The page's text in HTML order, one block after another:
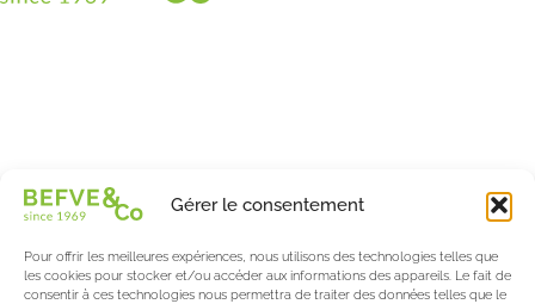
Gérer le consentement
Pour offrir les meilleures expériences, nous utilisons des technologies telles que
les cookies pour stocker et/ou accéder aux informations des appareils. Le fait de
consentir à ces technologies nous permettra de traiter des données telles que le
À Propos
Nos partenaires